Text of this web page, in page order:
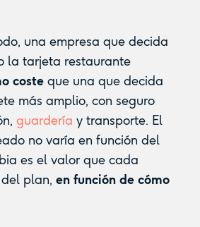
una empresa que decida
la tarjeta restaurante
costeque una que decida
más amplio, con seguro
guardería y transporte. El
no varía en función del
es el valor que cada
plan, en función de cómo